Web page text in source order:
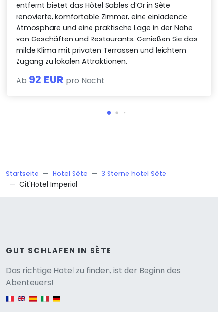
entfernt bietet das Hôtel Sables d’Or in Sète
renovierte, komfortable Zimmer, eine einladende
Atmosphäre und eine praktische Lage in der Nähe
von Geschäften und Restaurants. Genießen Sie das
milde Klima mit privaten Terrassen und leichtem
Zugang zu lokalen Attraktionen.
Ab 92 EUR pro Nacht
Startseite Hotel Sète
3 Sterne hotel Sète
Cit'Hotel Imperial
GUT SCHLAFEN IN SÈTE
Das richtige Hotel zu finden, ist der Beginn des
Abenteuers!
English version